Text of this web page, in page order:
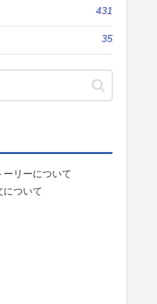
431
35
ーリーについて
について